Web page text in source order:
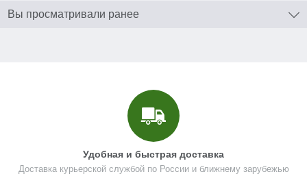
Вы просматривали ранее
Удобная и быстрая доставка
Доставка курьерской службой по России и ближнему зарубежью